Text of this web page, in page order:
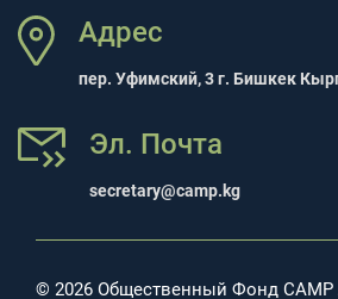
Адрес
пер. Уфимский, 3 г. Бишкек
Эл. Почта
secretary@camp.kg
© 2026 Общественный Фонд CAMP